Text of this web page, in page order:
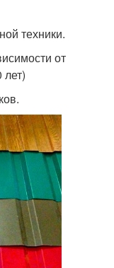
техники.
от